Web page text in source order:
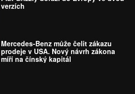
verzích
Mercedes-Benz může čelit zákazu
prodeje v USA. Nový návrh zákona
míří na čínský kapitál